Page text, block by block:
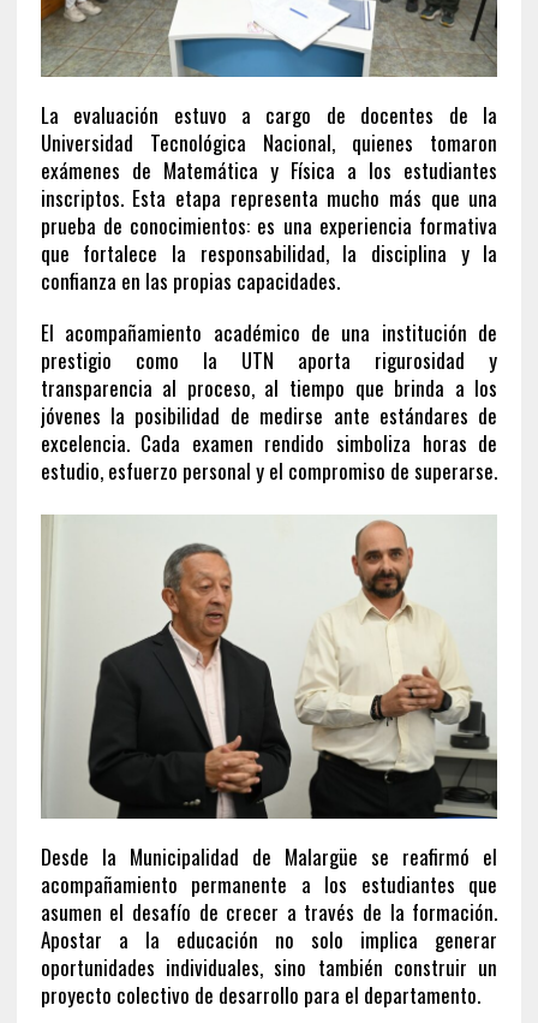
La evaluación estuvo a cargo de docentes de la
Universidad Tecnológica Nacional, quienes tomaron
exámenes de Matemática y Física a los estudiantes
inscriptos. Esta etapa representa mucho más que una
prueba de conocimientos: es una experiencia formativa
que fortalece la responsabilidad, la disciplina y la
confianza en las propias capacidades.
El acompañamiento académico de una institución de
prestigio como la UTN aporta rigurosidad y
transparencia al proceso, al tiempo que brinda a los
jóvenes la posibilidad de medirse ante estándares de
excelencia. Cada examen rendido simboliza horas de
estudio, esfuerzo personal y el compromiso de superarse.
Desde la Municipalidad de Malargüe se reafirmó el
acompañamiento permanente a los estudiantes que
asumen el desafío de crecer a través de la formación.
Apostar a la educación no solo implica generar
oportunidades individuales, sino también construir un
proyecto colectivo de desarrollo para el departamento.